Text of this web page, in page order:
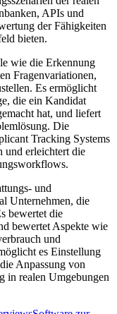
APIs und
der Fähigkeiten
bieten.
wie die Erkennung
Fragenvariationen,
Es ermöglicht
die ein Kandidat
hat, und liefert
Die
Tracking Systems
und erleichtert die
und
Unternehmen, die
bewertet die
bewertet Aspekte wie
und
es Einstellung
Anpassung von
in realen Umgebungen